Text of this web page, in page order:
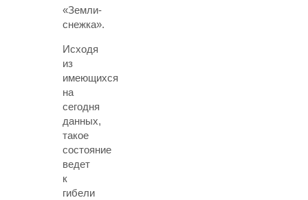
«Земли-
снежка».
Исходя
из
имеющихся
на
сегодня
данных,
такое
состояние
ведет
к
гибели